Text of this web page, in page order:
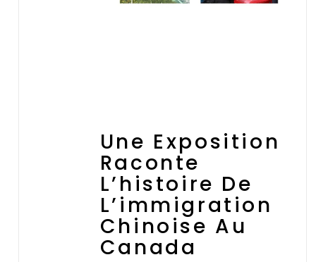
Une Exposition
Raconte
L’histoire De
L’immigration
Chinoise Au
Canada